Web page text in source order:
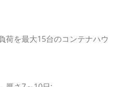
荷を最大15台のコンテナハウ